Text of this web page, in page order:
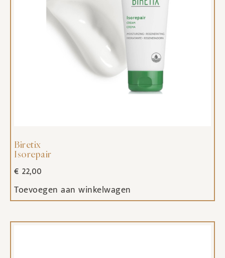
Biretix
Isorepair
€ 22,00
Toevoegen aan winkelwagen